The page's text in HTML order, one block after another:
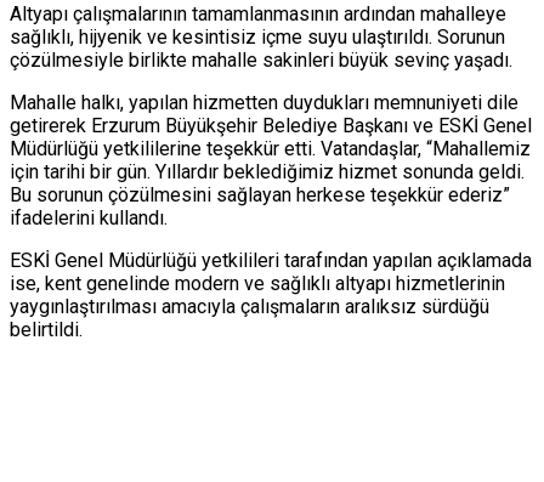
Altyapı çalışmalarının tamamlanmasının ardından mahalleye
sağlıklı, hijyenik ve kesintisiz içme suyu ulaştırıldı. Sorunun
çözülmesiyle birlikte mahalle sakinleri büyük sevinç yaşadı.
Mahalle halkı, yapılan hizmetten duydukları memnuniyeti dile
getirerek Erzurum Büyükşehir Belediye Başkanı ve ESKİ Genel
Müdürlüğü yetkililerine teşekkür etti. Vatandaşlar, “Mahallemiz
için tarihi bir gün. Yıllardır beklediğimiz hizmet sonunda geldi.
Bu sorunun çözülmesini sağlayan herkese teşekkür ederiz”
ifadelerini kullandı.
ESKİ Genel Müdürlüğü yetkilileri tarafından yapılan açıklamada
ise, kent genelinde modern ve sağlıklı altyapı hizmetlerinin
yaygınlaştırılması amacıyla çalışmaların aralıksız sürdüğü
belirtildi.